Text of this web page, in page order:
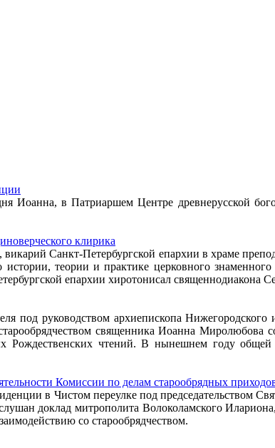
Иоанна, в Патриаршем Центре древнерусской
клирика
Санкт-Петербургской епархии в храме
теории и практике церковного
епархии хиротонисал священнодиакона
под руководством архиепископа
священника Иоанна Миролюбова
чтений. В нынешнем году общей
Комиссии по делам старообрядных
в Чистом переулке под председательством
доклад митрополита Волоколамского
со старообрядчеством.